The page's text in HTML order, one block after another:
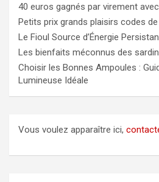
40 euros gagnés par virement
Petits prix grands plaisirs codes
Le Fioul Source d’Énergie
Les bienfaits méconnus des
Choisir les Bonnes Ampoules :
Lumineuse Idéale
Vous voulez apparaître ici,